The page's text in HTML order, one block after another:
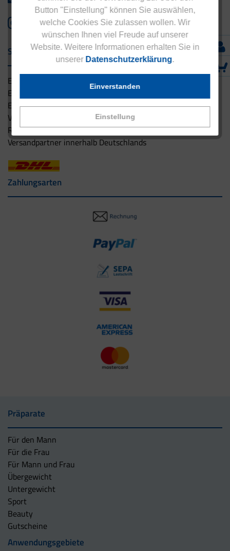
Button "Einstellung" können Sie auswählen,
welche Cookies Sie zulassen wollen. Wir
wünschen Ihnen viel Freude auf unserer
Website. Weitere Informationen erhalten Sie in
unserer Datenschutzerklärung.
Einstellung
Einverstanden
Service & Versand
Eucell Gesundheitsservice
Eucell Ernährungscoach
Eucell Fitness Coach
Versandbedingungen
Rücksendung
Versandpartner innerhalb Deutschlands
Zahlungsarten
Präparate
Für den Mann
Für die Frau
Für Mann und Frau
Übergewicht
Untergewicht
Sport
Beauty
Gutscheine
Anwendungsgebiete